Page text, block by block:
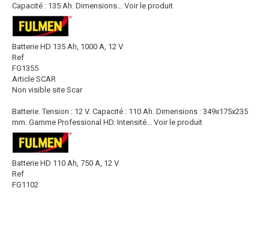
Capacité : 135 Ah. Dimensions...
Voir le produit
Batterie HD 135 Ah, 1000 A, 12 V
Ref
FG1355
Article SCAR
Non visible site Scar
Batterie. Tension : 12 V. Capacité : 110 Ah. Dimensions : 349x175x235
mm. Gamme Professional HD. Intensité...
Voir le produit
Batterie HD 110 Ah, 750 A, 12 V
Ref
FG1102